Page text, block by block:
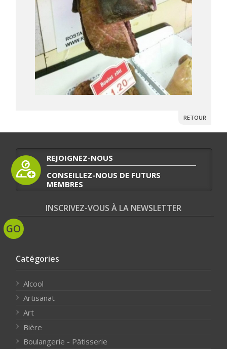
RETOUR
REJOIGNEZ-NOUS
CONSEILLEZ-NOUS DE FUTURS
MEMBRES
INSCRIVEZ-VOUS À LA NEWSLETTER
Catégories
Alcool
Artisanat
Art
Bière
Boulangerie - Pâtisserie